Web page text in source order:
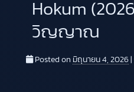
Hokum
วิญญาณ
Posted on มิถุนายน 4, 2026